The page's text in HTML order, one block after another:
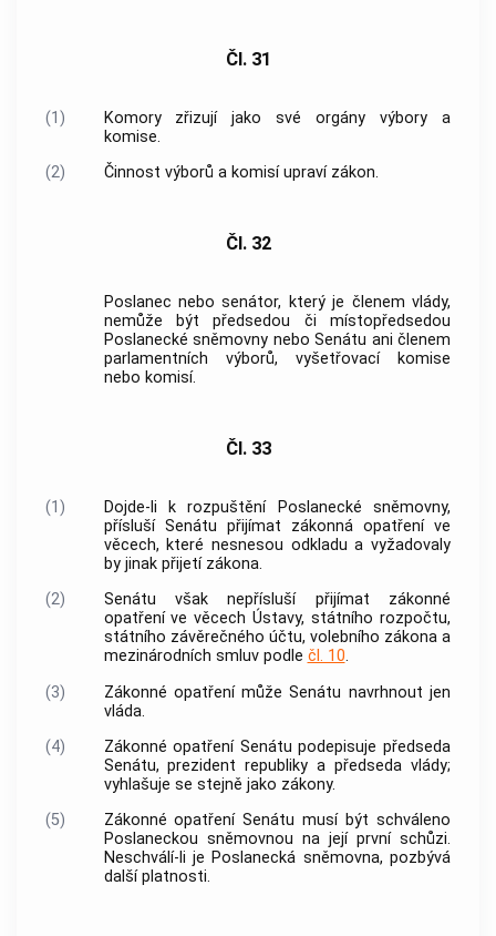
Čl. 31
(1)
Komory zřizují jako své orgány výbory a
komise.
(2)
Činnost výborů a komisí upraví zákon.
Čl. 32
Poslanec nebo senátor, který je členem vlády,
nemůže být předsedou či místopředsedou
Poslanecké sněmovny nebo Senátu ani členem
parlamentních výborů, vyšetřovací komise
nebo komisí.
Čl. 33
(1)
Dojde-li k rozpuštění Poslanecké sněmovny,
přísluší Senátu přijímat zákonná opatření ve
věcech, které nesnesou odkladu a vyžadovaly
by jinak přijetí zákona.
(2)
Senátu však nepřísluší přijímat zákonné
opatření ve věcech Ústavy, státního rozpočtu,
státního závěrečného účtu, volebního zákona a
mezinárodních smluv podle čl. 10.
(3)
Zákonné opatření může Senátu navrhnout jen
vláda.
(4)
Zákonné opatření Senátu podepisuje předseda
Senátu, prezident republiky a předseda vlády;
vyhlašuje se stejně jako zákony.
(5)
Zákonné opatření Senátu musí být schváleno
Poslaneckou sněmovnou na její první schůzi.
Neschválí-li je Poslanecká sněmovna, pozbývá
další platnosti.